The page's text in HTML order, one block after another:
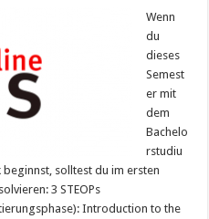
Wenn
du
dieses
Semest
er mit
dem
Bachelo
rstudiu
solltest du im ersten
3 STEOPs
Introduction to the